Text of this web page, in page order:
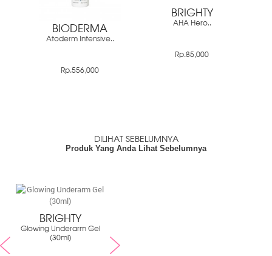
BIODERMA
Atoderm Intensive..
Rp.556,000
BRIGHTY
AHA Hero..
Rp.85,000
DILIHAT SEBELUMNYA
Produk Yang Anda Lihat Sebelumnya
BRIGHTY
Glowing Underarm Gel
(30ml)